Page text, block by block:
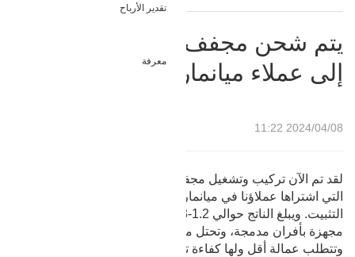
تقدير الأرباح
معرفة
يتم شحن مجفف القشرة العمودي
إلى عملاء ميانمار
2024/04/08 11:22
لقد تم الآن تركيب وتشغيل مجففات القشرة الرأسية الخمسة
التي اشتراها عملاؤنا في ميانمار. سيقوم مهندسونا بتوجيه عملية
مجهزة بأفران مدمجة، وتحتل مساحة صغيرة، ورخيصة الثمن،
وتتطلب عمالة أقل ولها كفاءة تجفيف عالية. إذا كنت ترغب في